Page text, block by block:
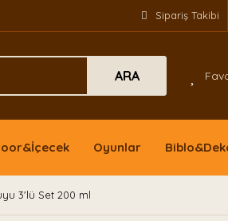
Sipariş Takibi
ARA
Oyunlar
3'lü Set 200 ml